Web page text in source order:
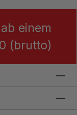
ab einem
(brutto)